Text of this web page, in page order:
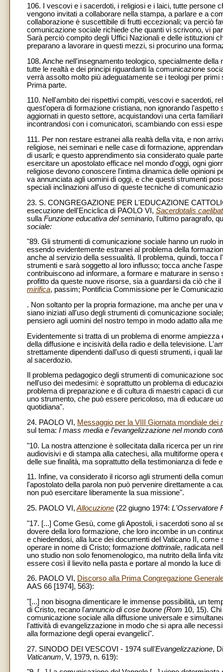
106. I vescovi e i sacerdoti, i religiosi e i laici, tutte persone
vengono invitati a collaborare nella stampa, a parlare e a
collaborazione è suscettibile di frutti eccezionali; va perciò
comunicazione sociale richiede che quanti vi scrivono, vi
Sarà perciò compito degli Uffici Nazionali e delle istituzioni
preparano a lavorare in questi mezzi, si procurino una
108. Anche nell'insegnamento teologico, specialmente
tutte le realtà e dei principi riguardanti la comunicazione
verrà assolto molto più adeguatamente se i teologi per
Prima parte.
110. Nell'ambito dei rispettivi compiti, vescovi e sacerdoti,
quest'opera di formazione cristiana, non ignorando
aggiornati in questo settore, acquistandovi una certa
incontrandosi con i comunicatori, scambiando con essi
111. Per non restare estranei alla realtà della vita, e non
religiose, nei seminari e nelle case di formazione,
di usarli; e questo apprendimento sia considerato quale
esercitare un apostolato efficace nel mondo d'oggi, ogni
religiose devono conoscere l'intima dinamica delle opinioni
va annunciata agli uomini di oggi, e che questi strumenti
speciali inclinazioni all'uso di queste tecniche di
23. S. CONGREGAZIONE PER L'EDUCAZIONE
esecuzione dell'Enciclica di PAOLO VI, Sacerdotalis
sulla Funzione educativa del seminario, l'ultimo paragrafo,
sociale:
"89. Gli strumenti di comunicazione sociale hanno un ruolo
essendo evidentemente estranei al problema della
anche al servizio della sessualità. Il problema, quindi,
strumenti e sarà soggetto al loro influsso; tocca anche
contribuiscono ad informare, a formare e maturare in
profitto da queste nuove risorse, sia a guardarsi da ciò che
mirifica, passim; Pontificia Commissione per le
. Non soltanto per la propria formazione, ma anche per
siano iniziati all'uso degli strumenti di comunicazione
pensiero agli uomini del nostro tempo in modo adatto alla
Evidentemente si tratta di un problema di enorme
della diffusione e incisività della radio e della televisione.
strettamente dipendenti dall'uso di questi strumenti, i quali
al sacerdozio.
Il problema pedagogico degli strumenti di comunicazione
nell'uso dei medesimi: è soprattutto un problema di
problema di preparazione e di cultura di maestri capaci di
uno strumento, che può essere pericoloso, ma di educare
quotidiana".
24. PAOLO VI, Messaggio per la VIII Giornata mondiale dei
sul tema: I mass media e l'evangelizzazione nel mondo
"10. La nostra attenzione è sollecitata dalla ricerca per un
audiovisivi e di stampa alla catechesi, alla multiforme
delle sue finalità, ma soprattutto della testimonianza di fede
11. Infine, va considerato il ricorso agli strumenti della
l'apostolato della parola non può pervenire direttamente a
non può esercitare liberamente la sua missione".
25. PAOLO VI, Allocuzione (22 giugno 1974: L'Osservatore
"17. [...] Come Gesù, come gli Apostoli, i sacerdoti sono al
dovere della loro formazione, che loro incombe in un
e chiedendosi, alla luce dei documenti del Vaticano II,
operare in nome di Cristo; formazione dottrinale, radicata
uno studio non solo fenomenologico, ma nutrito della linfa
essere così il lievito nella pasta e portare al mondo la luce di
26. PAOLO VI, Discorso alla Prima Congregazione
AAS 66 [1974], 563):
"[...] non bisogna dimenticare le immense possibilità, un
di Cristo, recano l'annuncio di cose buone (Rom 10, 15).
comunicazione sociale alla diffusione universale e
l'attività di evangelizzazione in modo che si apra alle
alla formazione degli operai evangelici".
27. SINODO DEI VESCOVI - 1974 sull'Evangelizzazione,
Vaticanum, V, 1979, n. 619):